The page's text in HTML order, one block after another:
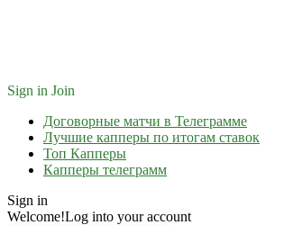
Sign in Join
Договорные матчи в Телеграмме
Лучшие капперы по итогам ставок
Топ Капперы
Капперы телеграмм
Sign in
Welcome!Log into your account